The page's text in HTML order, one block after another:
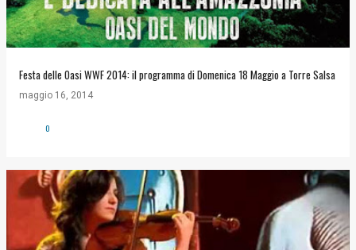
Festa delle Oasi WWF 2014: il programma di Domenica 18 Maggio a Torre Salsa
maggio 16, 2014
0